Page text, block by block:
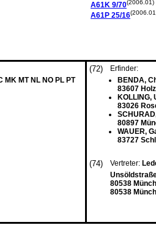
A61K 9/70(2006.01)
A61P 25/16
MK MT NL NO PL PT
(72)
Erfinder:
BENDA,
83607
KOLLING,
83026
80897
WAUER,
83727
(74) Vertreter:
80538
80538